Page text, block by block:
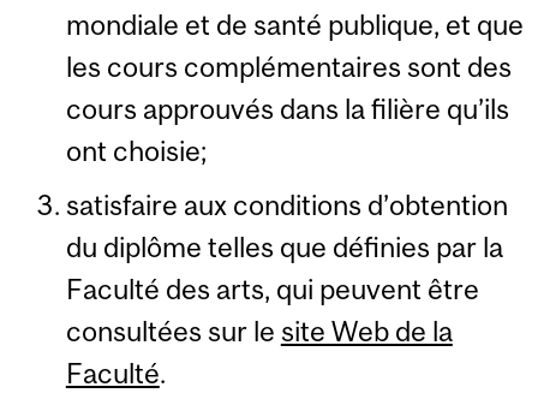
mondiale et de santé publique, et que
les cours complémentaires sont des
cours approuvés dans la filière qu’ils
ont choisie;
satisfaire aux conditions d’obtention
du diplôme telles que définies par la
Faculté des arts, qui peuvent être
consultées sur le site Web de la
Faculté.